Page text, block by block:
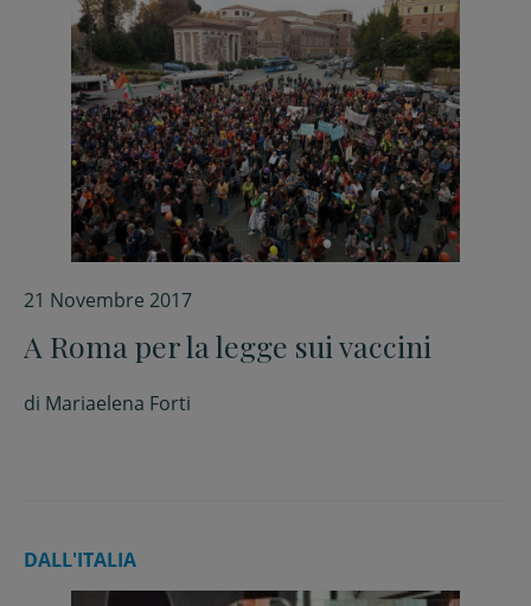
21 Novembre 2017
A Roma per la legge sui vaccini
di Mariaelena Forti
DALL'ITALIA